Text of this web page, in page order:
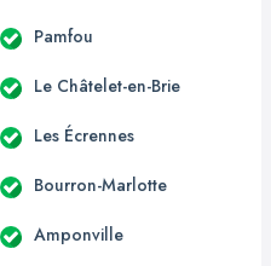
Pamfou
Le Châtelet-en-Brie
Les Écrennes
Bourron-Marlotte
Amponville